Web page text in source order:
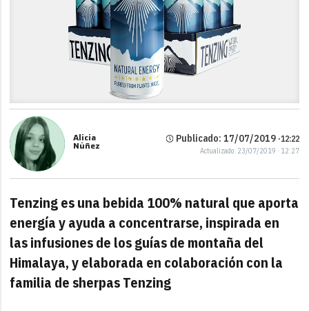
Alicia
Núñez
Publicado: 17/07/2019 ·12:22
Actualizado: 23/07/2019 · 12:27
Tenzing es una bebida 100% natural que aporta
energía y ayuda a concentrarse, inspirada en
las infusiones de los guías de montaña del
Himalaya, y elaborada en colaboración con la
familia de sherpas Tenzing